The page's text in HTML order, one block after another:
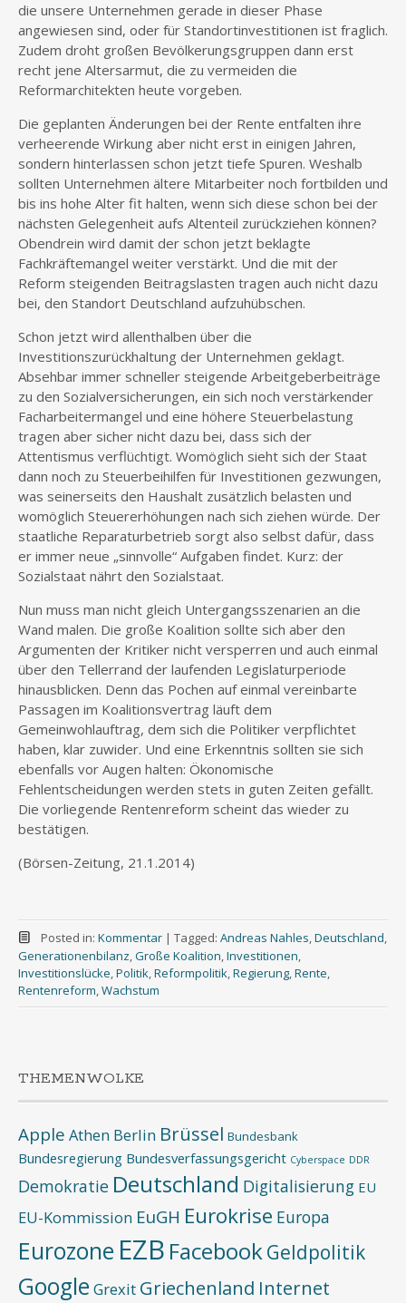
die unsere Unternehmen gerade in dieser Phase
angewiesen sind, oder für Standortinvestitionen ist fraglich.
Zudem droht großen Bevölkerungsgruppen dann erst
recht jene Altersarmut, die zu vermeiden die
Reformarchitekten heute vorgeben.
Die geplanten Änderungen bei der Rente entfalten ihre
verheerende Wirkung aber nicht erst in einigen Jahren,
sondern hinterlassen schon jetzt tiefe Spuren. Weshalb
sollten Unternehmen ältere Mitarbeiter noch fortbilden und
bis ins hohe Alter fit halten, wenn sich diese schon bei der
nächsten Gelegenheit aufs Altenteil zurückziehen können?
Obendrein wird damit der schon jetzt beklagte
Fachkräftemangel weiter verstärkt. Und die mit der
Reform steigenden Beitragslasten tragen auch nicht dazu
bei, den Standort Deutschland aufzuhübschen.
Schon jetzt wird allenthalben über die
Investitionszurückhaltung der Unternehmen geklagt.
Absehbar immer schneller steigende Arbeitgeberbeiträge
zu den Sozialversicherungen, ein sich noch verstärkender
Facharbeitermangel und eine höhere Steuerbelastung
tragen aber sicher nicht dazu bei, dass sich der
Attentismus verflüchtigt. Womöglich sieht sich der Staat
dann noch zu Steuerbeihilfen für Investitionen gezwungen,
was seinerseits den Haushalt zusätzlich belasten und
womöglich Steuererhöhungen nach sich ziehen würde. Der
staatliche Reparaturbetrieb sorgt also selbst dafür, dass
er immer neue „sinnvolle“ Aufgaben findet. Kurz: der
Sozialstaat nährt den Sozialstaat.
Nun muss man nicht gleich Untergangsszenarien an die
Wand malen. Die große Koalition sollte sich aber den
Argumenten der Kritiker nicht versperren und auch einmal
über den Tellerrand der laufenden Legislaturperiode
hinausblicken. Denn das Pochen auf einmal vereinbarte
Passagen im Koalitionsvertrag läuft dem
Gemeinwohlauftrag, dem sich die Politiker verpflichtet
haben, klar zuwider. Und eine Erkenntnis sollten sie sich
ebenfalls vor Augen halten: Ökonomische
Fehlentscheidungen werden stets in guten Zeiten gefällt.
Die vorliegende Rentenreform scheint das wieder zu
bestätigen.
(Börsen-Zeitung, 21.1.2014)
Posted in: Kommentar | Tagged: Andreas Nahles,Deutschland,
Generationenbilanz,Große Koalition,Investitionen,
Investitionslücke,Politik,Reformpolitik,Regierung,Rente,
Rentenreform,Wachstum
THEMENWOLKE
Apple Athen Berlin Brüssel Bundesbank
Bundesregierung Bundesverfassungsgericht Cyberspace DDR
Demokratie Deutschland Digitalisierung EU
EU-Kommission EuGH Eurokrise Europa
Eurozone EZB FacebookGeldpolitik
Google Grexit Griechenland Internet